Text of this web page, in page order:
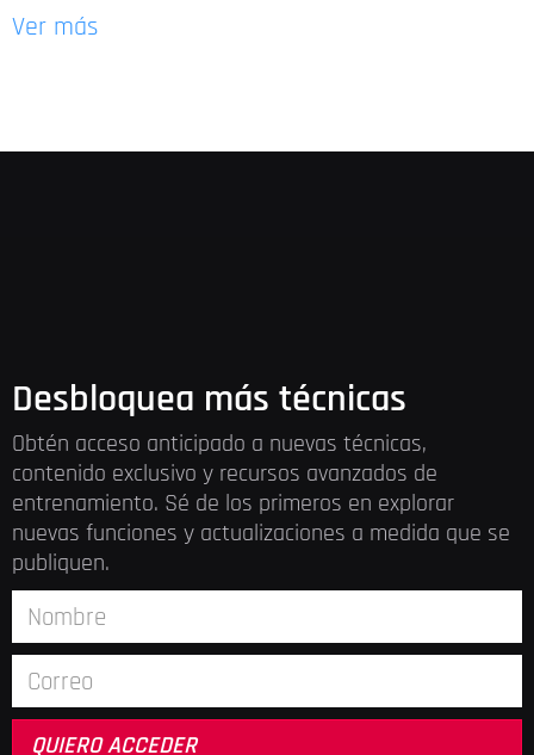
Ver más
Desbloquea más técnicas
Obtén acceso anticipado a nuevas técnicas,
contenido exclusivo y recursos avanzados de
entrenamiento. Sé de los primeros en explorar
nuevas funciones y actualizaciones a medida que se
publiquen.